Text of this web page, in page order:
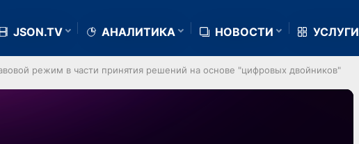
JSON.TV АНАЛИТИКА НОВОСТИ УСЛУГИ
режим в части принятия решений на основе "цифровых двойников"